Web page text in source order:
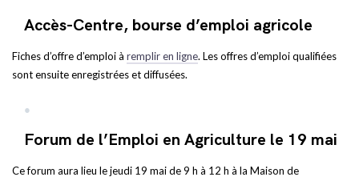
Accès-Centre, bourse d’emploi agricole
Fiches d’offre d’emploi à remplir en ligne. Les offres d’emploi qualifiées
sont ensuite enregistrées et diffusées.
Forum de l’Emploi en Agriculture le 19 mai
Ce forum aura lieu le jeudi 19 mai de 9 h à 12 h à la Maison de